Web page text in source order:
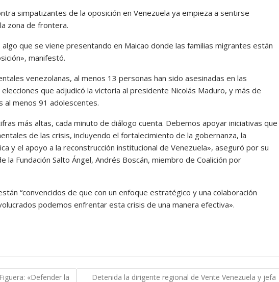
simpatizantes de la oposición en Venezuela ya empieza a sentirse
zona de frontera.
que se viene presentando en Maicao donde las familias migrantes están
manifestó.
venezolanas, al menos 13 personas han sido asesinadas en las
que adjudicó la victoria al presidente Nicolás Maduro, y más de
al menos 91 adolescentes.
más altas, cada minuto de diálogo cuenta. Debemos apoyar iniciativas que
de las crisis, incluyendo el fortalecimiento de la gobernanza, la
y el apoyo a la reconstrucción institucional de Venezuela», aseguró por su
Fundación Salto Ángel, Andrés Boscán, miembro de Coalición por
“convencidos de que con un enfoque estratégico y una colaboración
podemos enfrentar esta crisis de una manera efectiva».
«Defender la Detenida la dirigente regional de Vente Venezuela y jefa